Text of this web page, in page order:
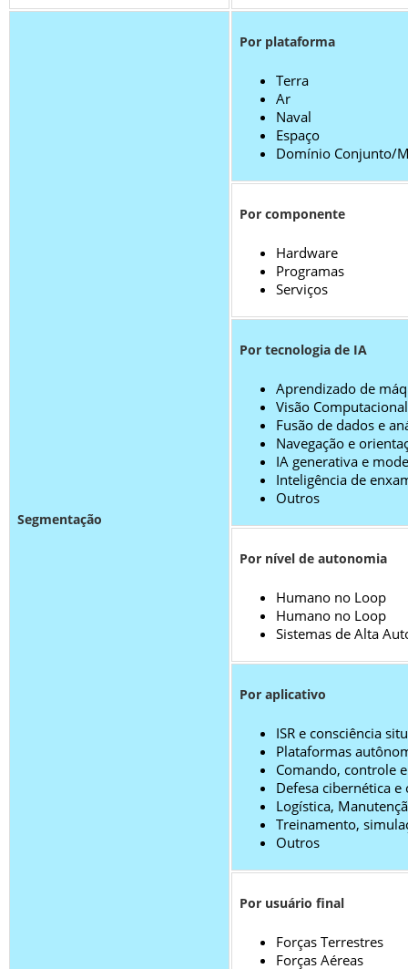
Segmentação
Por plataforma
Terra
Ar
Naval
Espaço
Domínio Conjunto/
Por componente
Hardware
Programas
Serviços
Por tecnologia de IA
Aprendizado de
Visão Computacional
Fusão de dados e
Navegação e
IA generativa e
Inteligência de
Outros
Por nível de autonomia
Humano no Loop
Humano no Loop
Sistemas de Alta
Por aplicativo
ISR e consciência
Plataformas
Comando, controle
Defesa cibernética
Logística,
Treinamento,
Outros
Por usuário final
Forças Terrestres
Forças Aéreas